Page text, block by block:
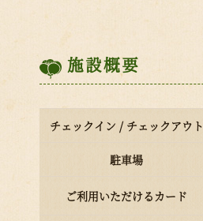
施設概要
チェックイン / チェックアウト
駐車場
ご利用いただけるカード